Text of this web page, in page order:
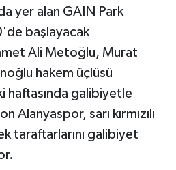
yer alan GAIN Park
başlayacak
Ali Metoğlu, Murat
hakem üçlüsü
haftasında galibiyetle
Alanyaspor, sarı kırmızılı
taraftarlarını galibiyet